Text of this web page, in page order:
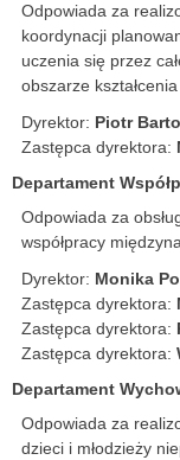
Odpowiada za
koordynacji
uczenia się przez
obszarze
Dyrektor: Piotr
Zastępca dyrektora:
Departament
Odpowiada za
współpracy
Dyrektor: Monika
Zastępca dyrektora:
Zastępca dyrektora:
Zastępca dyrektora:
Departament
Odpowiada za
dzieci i młodzieży